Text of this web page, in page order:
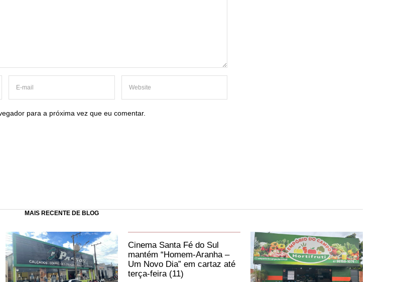
para a próxima vez que eu comentar.
MAIS RECENTE DE BLOG
Cinema Santa Fé do Sul
mantém “Homem-Aranha –
Um Novo Dia” em cartaz até
terça-feira (11)